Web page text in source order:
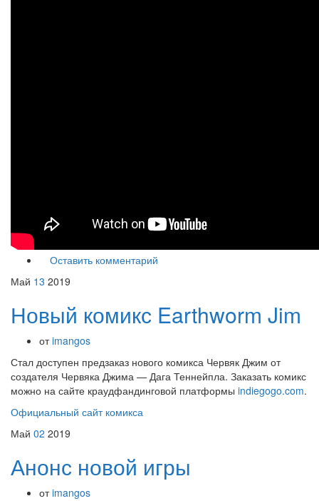
Оставить комментарий
Май 13 2019
Новый комикс Earthworm Jim
отimangos
Стал доступен предзаказ нового комикса Червяк Джим от
создателя Червяка Джима — Дага Теннейпла. Заказать комикс
можно на сайте краудфандинговой платформы indiegogo.com.
Официальный сайт комикса
Май 02 2019
Анонс новой игры
отimangos